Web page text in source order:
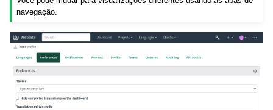
navigation of Instruções de configuração
navegação.